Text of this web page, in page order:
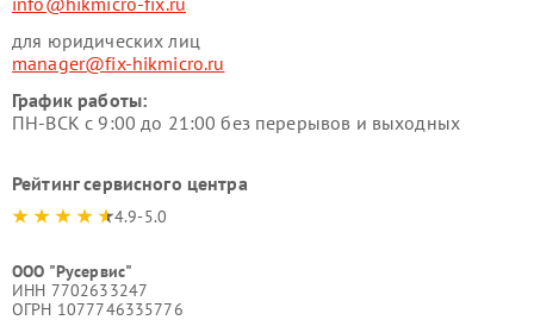
для юридических лиц
manager@fix-hikmicro.ru
График работы:
ПН-ВСК с 9:00 до 21:00 без перерывов и выходных
Рейтинг сервисного центра
4.9-5.0
ООО "Русервис"
ИНН 7702633247
ОГРН 1077746335776